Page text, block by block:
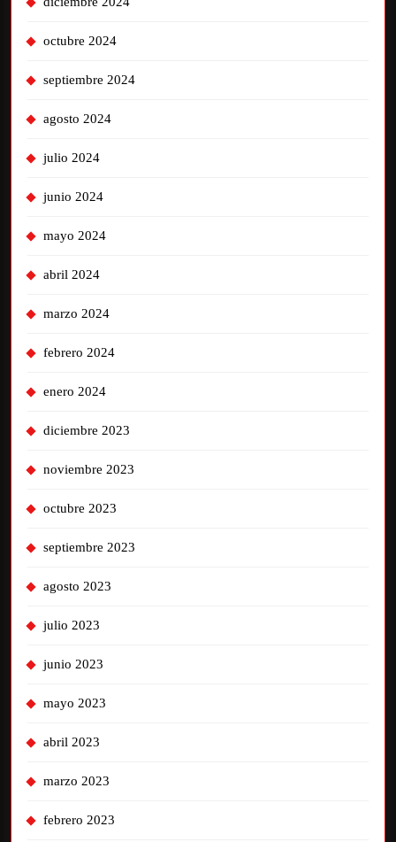
octubre 2024
septiembre 2024
agosto 2024
julio 2024
junio 2024
mayo 2024
abril 2024
marzo 2024
febrero 2024
enero 2024
diciembre 2023
noviembre 2023
octubre 2023
septiembre 2023
agosto 2023
julio 2023
junio 2023
mayo 2023
abril 2023
marzo 2023
febrero 2023